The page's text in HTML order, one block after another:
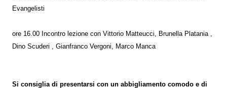
Evangelisti
ore 16.00 Incontro lezione con Vittorio Matteucci, Brunella Platania ,
Dino Scuderi , Gianfranco Vergoni, Marco Manca
Si consiglia di presentarsi con un abbigliamento comodo e di